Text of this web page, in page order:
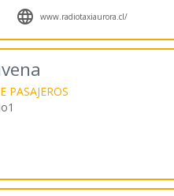
 www.radiotaxiaurora.cl/
PASAJEROS